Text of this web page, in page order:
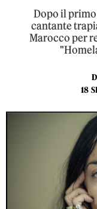
Dopo il
cantante
Marocco per
18